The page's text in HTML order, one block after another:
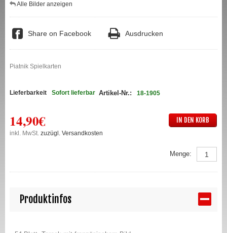
Alle Bilder anzeigen
Share on Facebook Ausdrucken
Piatnik Spielkarten
Lieferbarkeit Sofort lieferbar Artikel-Nr.: 18-1905
14,90€
inkl. MwSt.zuzügl. Versandkosten
IN DEN KORB
Menge:
Produktinfos